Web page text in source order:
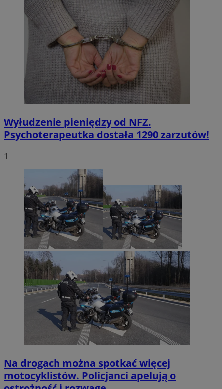
Wyłudzenie pieniędzy od NFZ.
Psychoterapeutka dostała 1290 zarzutów!
1
Na drogach można spotkać więcej
motocyklistów. Policjanci apelują o